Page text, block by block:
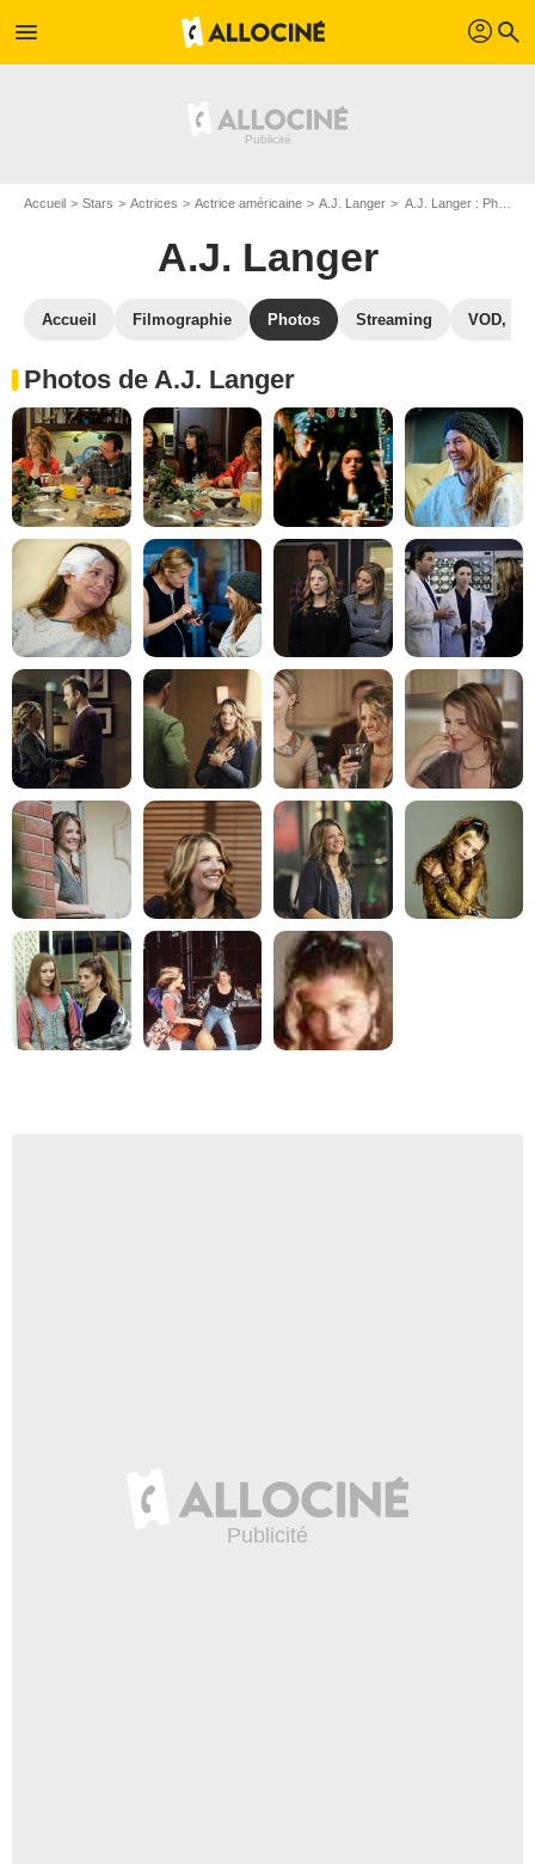
menu profil search
Accueil Stars Actrices Actrice américaine A.J. Langer A.J. Langer : Photos de ses films et séries
A.J. Langer
Accueil Filmographie Photos Streaming VOD,
Photos de A.J. Langer